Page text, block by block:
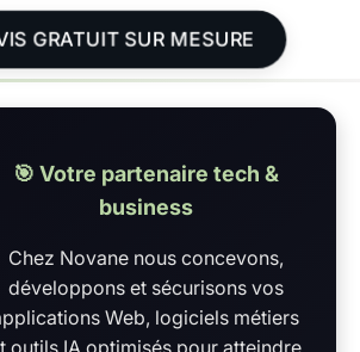
GRATUIT SUR MESURE
🎯 Votre partenaire tech &
business
Chez Novane nous concevons,
développons et sécurisons vos
Web, logiciels métiers
outils IA optimisés pour atteindre